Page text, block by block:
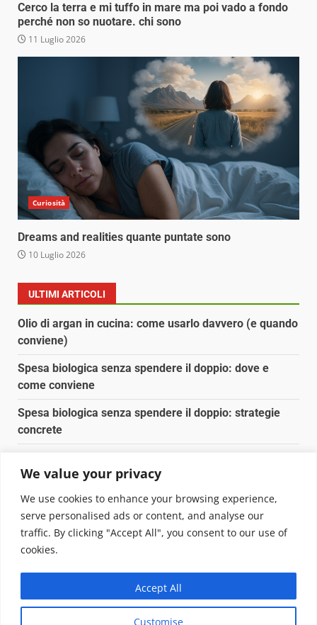
We value your privacy
We use cookies to enhance your browsing experience,
serve personalised ads or content, and analyse our
traffic. By clicking "Accept All", you consent to our use of
cookies.
Customise
Accept All
Cerco la terra e mi tuffo in mare ma poi vado a fondo
perché non so nuotare. chi sono
11 Luglio 2026
Curiosità
Dreams and realities quante puntate sono
10 Luglio 2026
ULTIMI ARTICOLI
Olio di argan in cucina: come usarlo davvero (e quando
conviene)
Spesa biologica senza spendere il doppio: dove e
come conviene
Spesa biologica senza spendere il doppio: strategie
concrete
Pulizia naturale della casa: 3 ingredienti che
sostituiscono 10 prodotti chimici
Copyright © 2025 Biopianeta.it proprietà di Jws Media
Questo blog non è una testata giornalistica, in quanto
viene aggiornato senza alcuna periodicità. Non può
pertanto considerarsi un prodotto editoriale ai sensi